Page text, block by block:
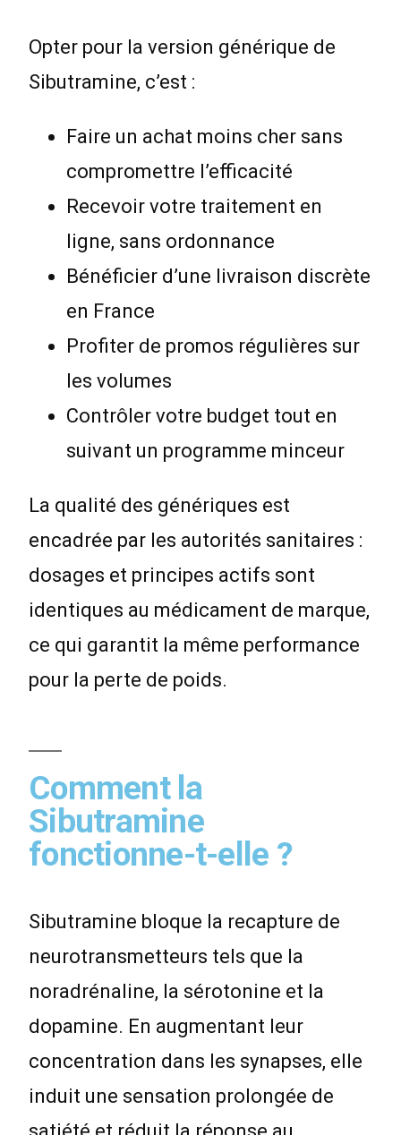
Opter pour la version générique de
Sibutramine, c’est :
Faire un achat moins cher sans
compromettre l’efficacité
Recevoir votre traitement en
ligne, sans ordonnance
Bénéficier d’une livraison discrète
en France
Profiter de promos régulières sur
les volumes
Contrôler votre budget tout en
suivant un programme minceur
La qualité des génériques est
encadrée par les autorités sanitaires :
dosages et principes actifs sont
identiques au médicament de marque,
ce qui garantit la même performance
pour la perte de poids.
Comment la
Sibutramine
fonctionne-t-elle ?
Sibutramine bloque la recapture de
neurotransmetteurs tels que la
noradrénaline, la sérotonine et la
dopamine. En augmentant leur
concentration dans les synapses, elle
induit une sensation prolongée de